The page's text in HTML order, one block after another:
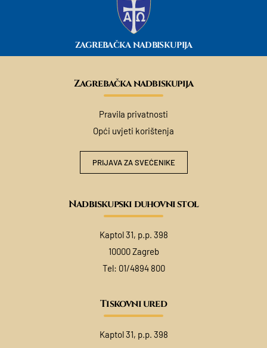
ZAGREBAČKA NADBISKUPIJA
Zagrebačka nadbiskupija
Pravila privatnosti
Opći uvjeti korištenja
PRIJAVA ZA SVEĆENIKE
Nadbiskupski duhovni stol
Kaptol 31, p.p. 398
10000 Zagreb
Tel: 01/4894 800
Tiskovni ured
Kaptol 31, p.p. 398